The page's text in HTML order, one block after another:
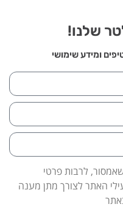
שלנו!
ומידע שימושי
לרבות פרטי
האתר לצורך מתן מענה